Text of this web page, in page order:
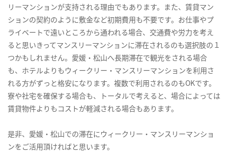
リーマンションが支持される理由でもあります。また、賃貸マン
ションの契約のように敷金など初期費用も不要です。お仕事やプ
ライベートで遠いところから通われる場合、交通費や労力を考え
ると思いきってマンスリーマンションに滞在されるのも選択肢の１
つかもしれません。愛媛・松山へ長期滞在で観光をされる場合
も、ホテルよりもウィークリー・マンスリーマンションを利用さ
れる方がずっと格安になります。複数で利用されるのもOKです。
寮や社宅を確保する場合も、トータルで考えると、場合によっては
賃貸物件よりもコストが軽減される場合もあります。
是非、愛媛・松山での滞在にウィークリー・マンスリーマンショ
ンをご活用頂ければと思います。